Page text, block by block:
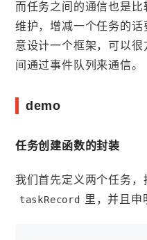
而任务之间的通信也是
维护，增减一个任务的
意设计一个框架，可以
间通过事件队列来通信。
demo
任务创建函数的封装
我们首先定义两个任务
taskRecord 里，并且申